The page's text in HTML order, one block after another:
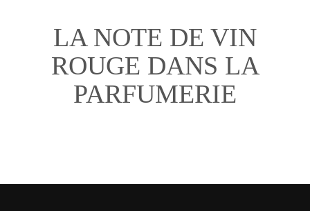
LA NOTE DE VIN
ROUGE DANS LA
PARFUMERIE